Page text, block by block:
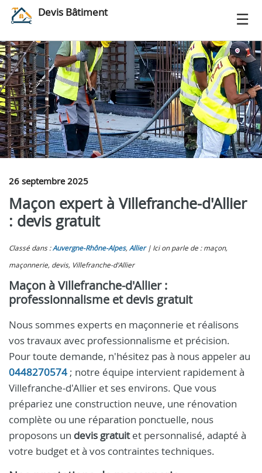
Devis Bâtiment
26 septembre 2025
Maçon expert à Villefranche-d'Allier
: devis gratuit
Classé dans :Auvergne-Rhône-Alpes, Allier
Ici on parle de : maçon,
maçonnerie, devis, Villefranche-d'Allier
Maçon à Villefranche-d'Allier :
professionnalisme et devis gratuit
Nous sommes experts en maçonnerie et réalisons
vos travaux avec professionnalisme et précision.
Pour toute demande, n'hésitez pas à nous appeler au
0448270574 ; notre équipe intervient rapidement à
Villefranche-d'Allier et ses environs. Que vous
prépariez une construction neuve, une rénovation
complète ou une réparation ponctuelle, nous
proposons un devis gratuitet personnalisé, adapté à
votre budget et à vos contraintes techniques.